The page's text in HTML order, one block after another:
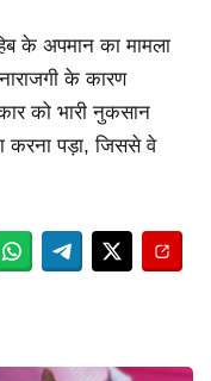
के अपमान का मामला
के कारण
को भारी नुकसान
करना पड़ा, जिससे वे